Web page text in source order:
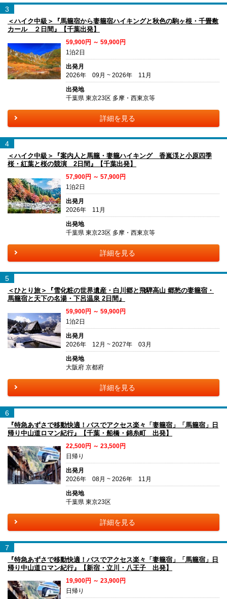
3
＜ハイク中級＞『馬籠宿から妻籠宿ハイキングと秋色の駒ヶ根・千畳敷
カール ２日間』【千葉出発】
59,900円 ～ 59,900円
1泊2日
出発月
2026年 09月 ~ 2026年 11月
出発地
千葉県 東京23区 多摩・西東京等
詳細を見る
4
＜ハイク中級＞『案内人と馬籠・妻籠ハイキング 香嵐渓と小原四季
桜・紅葉と桜の競演 2日間』【千葉出発】
57,900円 ～ 57,900円
1泊2日
出発月
2026年 11月
出発地
千葉県 東京23区 多摩・西東京等
詳細を見る
5
＜ひとり旅＞『雪化粧の世界遺産・白川郷と飛騨高山 郷愁の妻籠宿・
馬籠宿と天下の名湯・下呂温泉 2日間』
59,900円 ～ 59,900円
1泊2日
出発月
2026年 12月 ~ 2027年 03月
出発地
大阪府 京都府
詳細を見る
6
『特急あずさで移動快適！バスでアクセス楽々「妻籠宿」「馬籠宿」日
帰り中山道ロマン紀行』【千葉・船橋・錦糸町 出発】
22,500円 ～ 23,500円
日帰り
出発月
2026年 08月 ~ 2026年 11月
出発地
千葉県 東京23区
詳細を見る
7
『特急あずさで移動快適！バスでアクセス楽々「妻籠宿」「馬籠宿」日
帰り中山道ロマン紀行』【新宿・立川・八王子 出発】
19,900円 ～ 23,900円
日帰り